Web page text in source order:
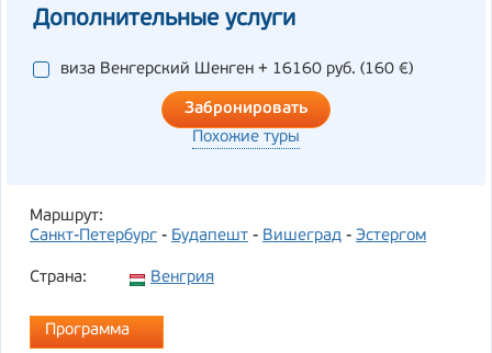
Дополнительные услуги
виза Венгерский Шенген + 16160 pуб. (160 €)
Забронировать
Похожие туры
Маршрут:
Санкт-Петербург - Будапешт - Вишеград - Эстергом
Страна: Венгрия
Программа